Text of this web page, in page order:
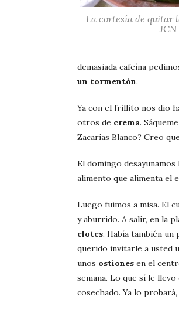
La cortesía de quitar
JCN
demasiada cafeína
un tormentón.
Ya con el frillito nos dio
otros de crema.
Zacarías Blanco? Creo
El domingo
alimento que alimenta el
Luego fuimos a misa. El
y aburrido. A salir, en la
elotes. Había también un
querido invitarle a usted
unos ostiones en el
semana. Lo que sí le llevo
cosechado. Ya lo probará,